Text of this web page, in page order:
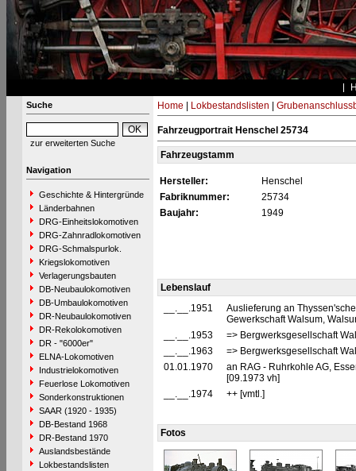
Suche
zur erweiterten Suche
Navigation
Geschichte & Hintergründe
Länderbahnen
DRG-Einheitslokomotiven
DRG-Zahnradlokomotiven
DRG-Schmalspurlok.
Kriegslokomotiven
Verlagerungsbauten
DB-Neubaulokomotiven
DB-Umbaulokomotiven
DR-Neubaulokomotiven
DR-Rekolokomotiven
DR - "6000er"
ELNA-Lokomotiven
Industrielokomotiven
Feuerlose Lokomotiven
Sonderkonstruktionen
SAAR (1920 - 1935)
DB-Bestand 1968
DR-Bestand 1970
Auslandsbestände
Lokbestandslisten
Home Lokbestandslisten
Fahrzeugportrait Henschel 25734
Fahrzeugstamm
Hersteller:
Henschel
Fabriknummer:
25734
Baujahr:
1949
Lebenslauf
__.__.1951
Auslieferung an
Gewerkschaft Walsum,
__.__.1953
=> Bergwerksgesellschaft
__.__.1963
=> Bergwerksgesellschaft
01.01.1970
an RAG - Ruhrkohle AG,
[09.1973 vh]
__.__.1974
++ [vmtl.]
Fotos